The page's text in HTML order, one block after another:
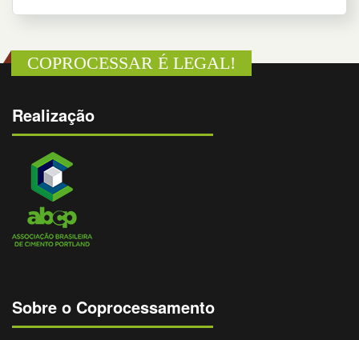
COPROCESSAR É LEGAL!
Realização
Sobre o Coprocessamento